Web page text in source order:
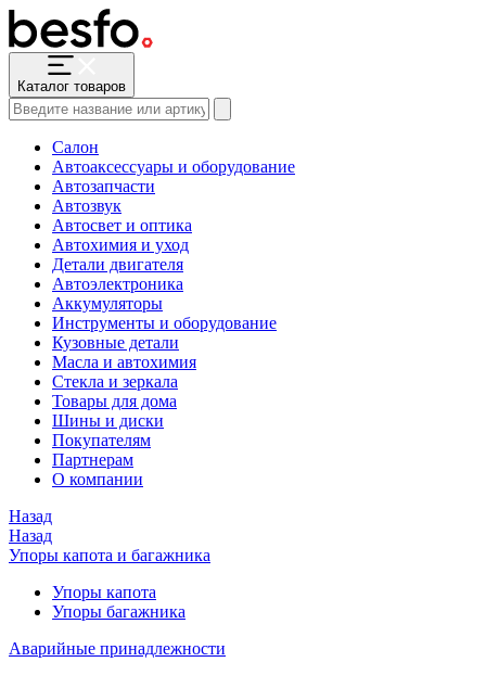
Каталог товаров
Салон
Автоаксессуары и оборудование
Автозапчасти
Автозвук
Автосвет и оптика
Автохимия и уход
Детали двигателя
Автоэлектроника
Аккумуляторы
Инструменты и оборудование
Кузовные детали
Масла и автохимия
Стекла и зеркала
Товары для дома
Шины и диски
Покупателям
Партнерам
О компании
Назад
Назад
Упоры капота и багажника
Упоры капота
Упоры багажника
Аварийные принадлежности